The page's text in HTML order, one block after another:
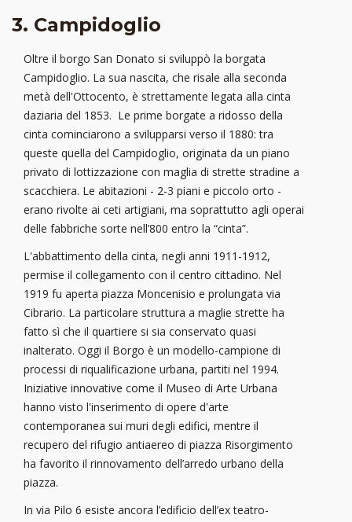
3. Campidoglio
Oltre il borgo San Donato si sviluppò la borgata
Campidoglio. La sua nascita, che risale alla seconda
metà dell'Ottocento, è strettamente legata alla cinta
daziaria del 1853. Le prime borgate a ridosso della
cinta cominciarono a svilupparsi verso il 1880: tra
queste quella del Campidoglio, originata da un piano
privato di lottizzazione con maglia di strette stradine a
scacchiera. Le abitazioni - 2-3 piani e piccolo orto -
erano rivolte ai ceti artigiani, ma soprattutto agli operai
delle fabbriche sorte nell’800 entro la “cinta”.
L'abbattimento della cinta, negli anni 1911-1912,
permise il collegamento con il centro cittadino. Nel
1919 fu aperta piazza Moncenisio e prolungata via
Cibrario. La particolare struttura a maglie strette ha
fatto sì che il quartiere si sia conservato quasi
inalterato. Oggi il Borgo è un modello-campione di
processi di riqualificazione urbana, partiti nel 1994.
Iniziative innovative come il Museo di Arte Urbana
hanno visto l'inserimento di opere d'arte
contemporanea sui muri degli edifici, mentre il
recupero del rifugio antiaereo di piazza Risorgimento
ha favorito il rinnovamento dell’arredo urbano della
piazza.
In via Pilo 6 esiste ancora l’edificio dell’ex teatro-